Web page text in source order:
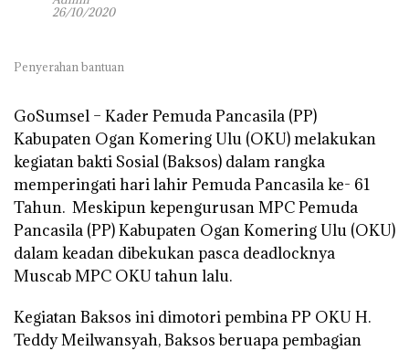
26/10/2020
Penyerahan bantuan
GoSumsel – Kader Pemuda Pancasila (PP)
Kabupaten Ogan Komering Ulu (OKU) melakukan
kegiatan bakti Sosial (Baksos) dalam rangka
memperingati hari lahir Pemuda Pancasila ke- 61
Tahun. Meskipun kepengurusan MPC Pemuda
Pancasila (PP) Kabupaten Ogan Komering Ulu (OKU)
dalam keadan dibekukan pasca deadlocknya
Muscab MPC OKU tahun lalu.
Kegiatan Baksos ini dimotori pembina PP OKU H.
Teddy Meilwansyah, Baksos beruapa pembagian